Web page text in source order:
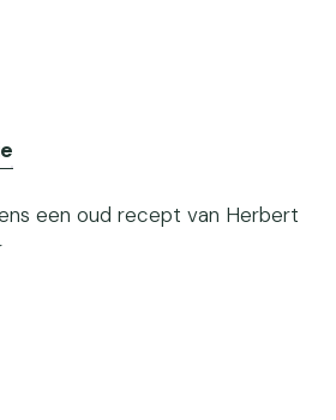
een oud recept van Herbert